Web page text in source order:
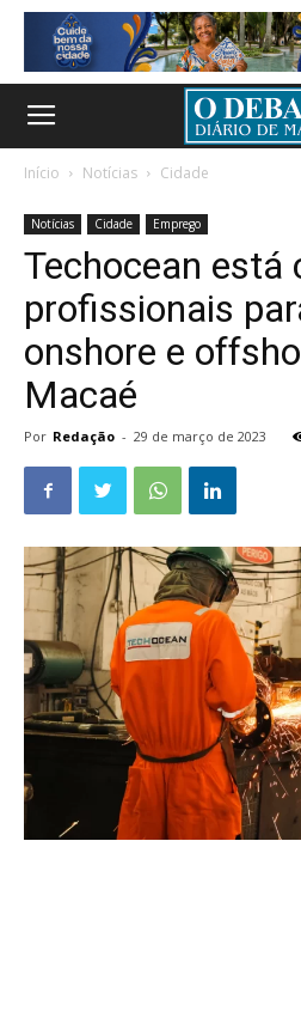
Início Notícias Cidade
Notícias Cidade Emprego
Techocean está
profissionais
onshore e
Macaé
Por Redação - 29 de março de 2023